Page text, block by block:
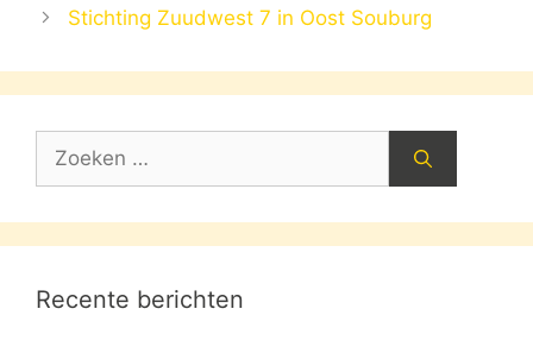
Stichting Zuudwest 7 in Oost Souburg
Zoek
Recente berichten